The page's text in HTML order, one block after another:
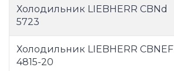
Холодильник LIEBHERR CBNd
5723
Холодильник LIEBHERR CBNEF
4815-20